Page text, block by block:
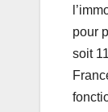
pour
soit